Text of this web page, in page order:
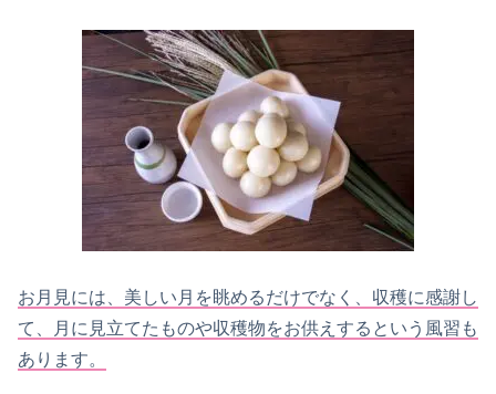
お月見には、美しい月を眺めるだけでなく、収穫に感謝し
て、月に見立てたものや収穫物をお供えするという風習も
あります。